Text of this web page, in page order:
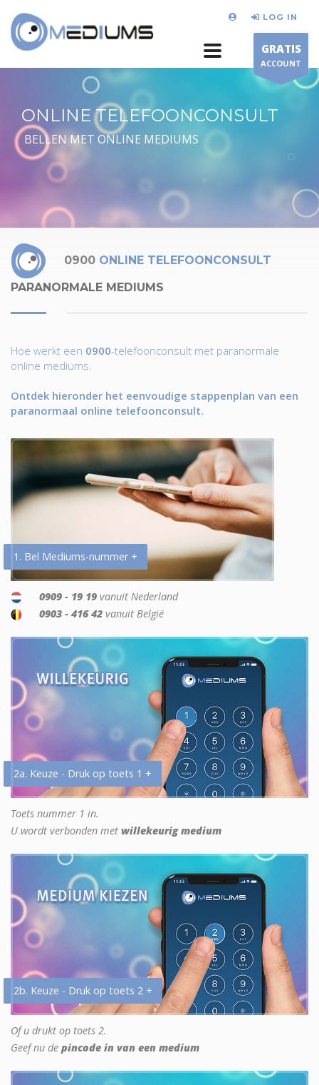
LOG IN
GRATIS
ACCOUNT
ONLINE TELEFOONCONSULT
BELLEN MET ONLINE MEDIUMS
0900 ONLINE TELEFOONCONSULT
PARANORMALE MEDIUMS
Hoe werkt een 0900-telefoonconsult met paranormale
online mediums.
Ontdek hieronder het eenvoudige stappenplan van een
paranormaal online telefoonconsult.
1. Bel Mediums-nummer +
0909 - 19 19 vanuit Nederland
0903 - 416 42 vanuit België
2a. Keuze - Druk op toets 1 +
Toets nummer 1 in.
U wordt verbonden met willekeurig medium
2b. Keuze - Druk op toets 2 +
Of u drukt op toets 2.
Geef nu de pincode in van een medium